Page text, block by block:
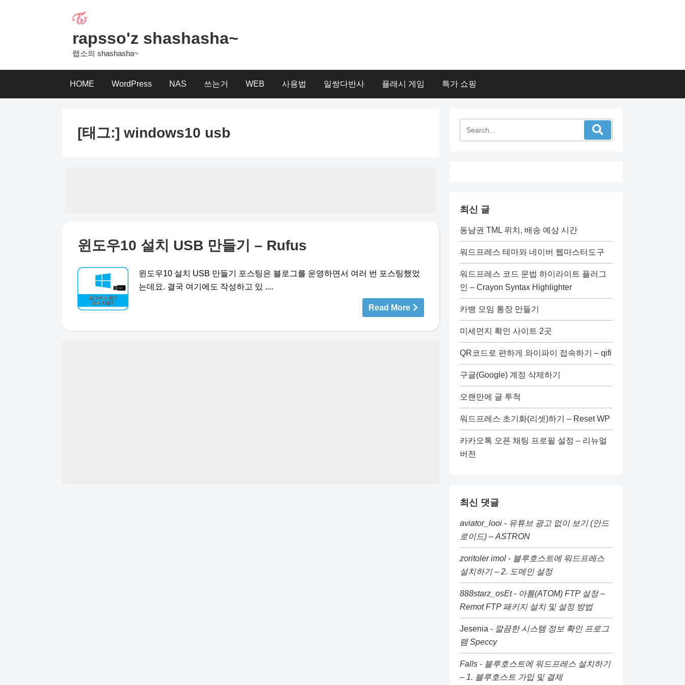
rapsso'z shashasha~
랩소의 shashasha~
HOME WordPress NAS 쓰는거 WEB 사용법 일쌍다반사 플래시 게임 특가 쇼핑
[태그:] windows10 usb
윈도우10 설치 USB 만들기 – Rufus
윈도우10 설치 USB 만들기 포스팅은 블로그를 운영하면서 여러 번 포스팅했었
는데요. 결국 여기에도 작성하고 있 ....
Read More
최신 글
동남권 TML 위치, 배송 예상 시간
워드프레스 테마와 네이버 웹마스터도구
워드프레스 코드 문법 하이라이트 플러그
인 – Crayon Syntax Highlighter
카뱅 모임 통장 만들기
미세먼지 확인 사이트 2곳
QR코드로 편하게 와이파이 접속하기 – qifi
구글(Google) 계정 삭제하기
오랜만에 글 투척
워드프레스 초기화(리셋)하기 – Reset WP
카카오톡 오픈 채팅 프로필 설정 – 리뉴얼
버전
최신 댓글
aviator_looi - 유튜브 광고 없이 보기 (안드
로이드) – ASTRON
zoritoler imol - 블루호스트에 워드프레스
설치하기 – 2. 도메인 설정
888starz_osEt- 아톰(ATOM) FTP 설정 –
Remot FTP 패키지 설치 및 설정 방법
Jesenia - 깔끔한 시스템 정보 확인 프로그
램 Speccy
Falls - 블루호스트에 워드프레스 설치하기
– 1. 블루호스트 가입 및 결제